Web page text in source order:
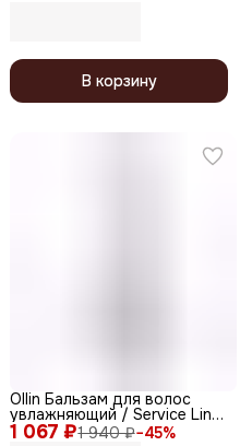
180 мл
В корзину
1 067 ₽1 940 ₽−45%
Ollin Бальзам для волос
увлажняющий / Service Line,
1000 мл